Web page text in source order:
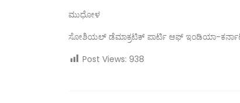
ಮುಧೋಳ
ಸೋಶಿಯಲ್ ಡೆಮಾಕ್ರಟಿಕ್ ಪಾರ್ಟಿ ಆಫ್ ಇಂಡಿಯಾ-
Post Views: 938